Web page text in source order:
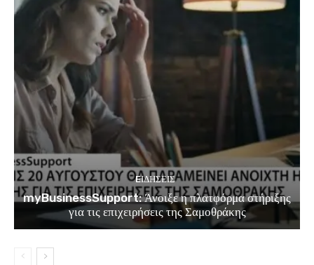
EΙΔΗΣΕΙΣ
myBusinessSupport: Άνοιξε η πλατφόρμα στήριξης
για τις επιχειρήσεις της Σαμοθράκης